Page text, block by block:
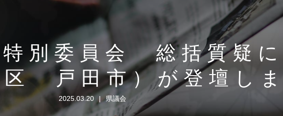
特別委員会 総括質疑
戸田市）が登壇しま
2025.03.20 県議会